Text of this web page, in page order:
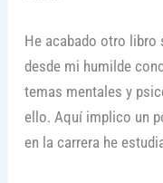
He acabado otro libro
desde mi humilde
temas mentales y
ello. Aquí implico un
en la carrera he